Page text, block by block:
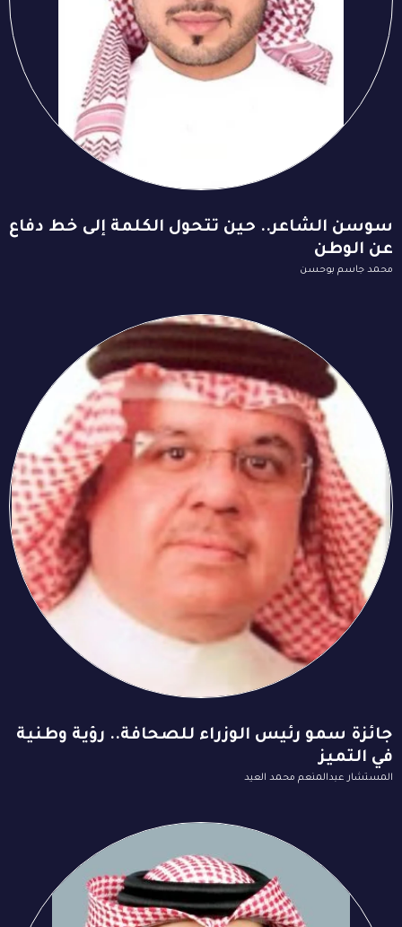
سوسن الشاعر.. حين تتحول الكلمة إلى خط دفاع
عن الوطن
محمد جاسم بوحسن
جائزة سمو رئيس الوزراء للصحافة.. رؤية وطنية
في التميز
المستشار عبدالمنعم محمد العيد